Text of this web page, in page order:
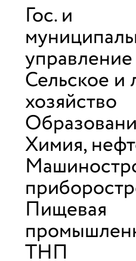
Гос. и
управление
Сельское и
хозяйство
Химия,
Пищевая
ТНП